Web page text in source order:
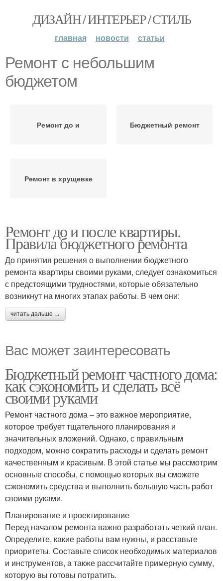
ДИЗАЙН / ИНТЕРЬЕР / СТИЛЬ
главная новости статьи
Ремонт с небольшим
бюджетом
Ремонт до и Бюджетный ремонт
Ремонт в хрущевке
Ремонт до и после квартиры.
Правила бюджетного ремонта
До принятия решения о выполнении бюджетного
ремонта квартиры своими руками, следует ознакомиться
с предстоящими трудностями, которые обязательно
возникнут на многих этапах работы. В чем они:
читать дальше →
Вас может заинтересовать
Бюджетный ремонт частного дома:
как сэкономить и сделать всё
своими руками
Ремонт частного дома – это важное мероприятие,
которое требует тщательного планирования и
значительных вложений. Однако, с правильным
подходом, можно сократить расходы и сделать ремонт
качественным и красивым. В этой статье мы рассмотрим
основные способы, с помощью которых вы сможете
сэкономить средства и выполнить большую часть работ
своими руками.
Планирование и проектирование
Перед началом ремонта важно разработать четкий план.
Определите, какие работы вам нужны, и расставьте
приоритеты. Составьте список необходимых материалов
и инструментов, а также рассчитайте примерную сумму,
которую вы готовы потратить.